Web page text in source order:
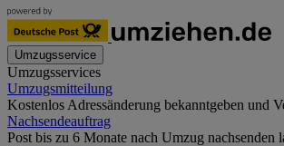
Umzugsservice
Umzugsservices
Umzugsmitteilung
Kostenlos Adressänderung bekanntgeben und
Nachsendeauftrag
Post bis zu 6 Monate nach Umzug